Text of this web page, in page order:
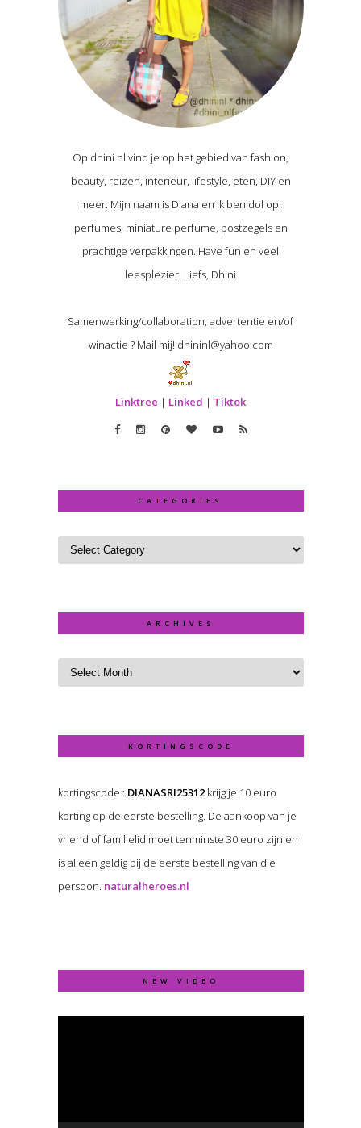
Op dhini.nl vind je op het gebied van fashion,
beauty, reizen, interieur, lifestyle, eten, DIY en
meer. Mijn naam is Diana en ik ben dol op:
perfumes, miniature perfume, postzegels en
prachtige verpakkingen. Have fun en veel
leesplezier! Liefs, Dhini
Samenwerking/collaboration, advertentie en/of
winactie ? Mail mij! dhininl@yahoo.com
Linktree | Linked | Tiktok
CATEGORIES
ARCHIVES
KORTINGSCODE
kortingscode : DIANASRI25312krijg je 10 euro
korting op de eerste bestelling. De aankoop van je
vriend of familielid moet tenminste 30 euro zijn en
is alleen geldig bij de eerste bestelling van die
persoon. naturalheroes.nl
NEW VIDEO
Video